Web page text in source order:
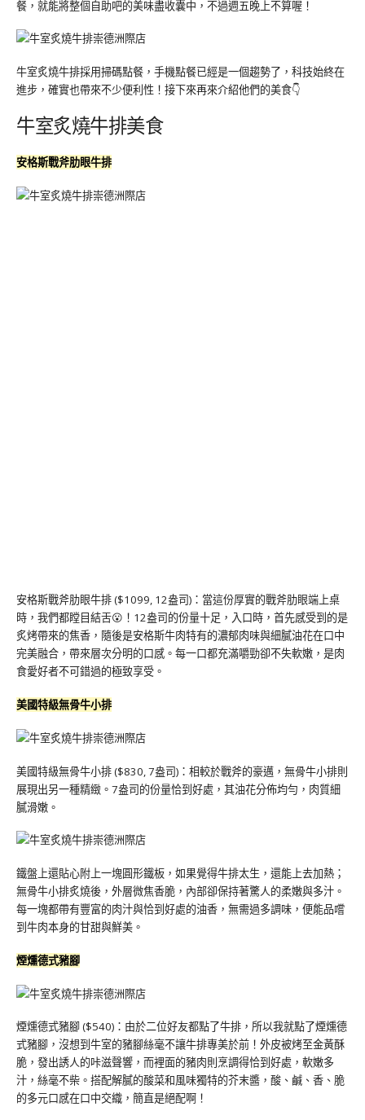
餐，就能將整個自助吧的美味盡收囊中，不過週五晚上不算喔！
牛室炙燒牛排採用掃碼點餐，手機點餐已經是一個趨勢了，科技始終在
進步，確實也帶來不少便利性！接下來再來介紹他們的美食👇
牛室炙燒牛排美食
安格斯戰斧肋眼牛排
安格斯戰斧肋眼牛排 ($1099, 12盎司)：當這份厚實的戰斧肋眼端上桌
時，我們都瞠目結舌😮！12盎司的份量十足，入口時，首先感受到的是
炙烤帶來的焦香，隨後是安格斯牛肉特有的濃郁肉味與細膩油花在口中
完美融合，帶來層次分明的口感。每一口都充滿嚼勁卻不失軟嫩，是肉
食愛好者不可錯過的極致享受。
美國特級無骨牛小排
美國特級無骨牛小排 ($830, 7盎司)：相較於戰斧的豪邁，無骨牛小排則
展現出另一種精緻。7盎司的份量恰到好處，其油花分佈均勻，肉質細
膩滑嫩。
鐵盤上還貼心附上一塊圓形鐵板，如果覺得牛排太生，還能上去加熱；
無骨牛小排炙燒後，外層微焦香脆，內部卻保持著驚人的柔嫩與多汁。
每一塊都帶有豐富的肉汁與恰到好處的油香，無需過多調味，便能品嚐
到牛肉本身的甘甜與鮮美。
煙燻德式豬腳
煙燻德式豬腳 ($540)：由於二位好友都點了牛排，所以我就點了煙燻德
式豬腳，沒想到牛室的豬腳絲毫不讓牛排專美於前！外皮被烤至金黃酥
脆，發出誘人的咔滋聲響，而裡面的豬肉則烹調得恰到好處，軟嫩多
汁，絲毫不柴。搭配解膩的酸菜和風味獨特的芥末醬，酸、鹹、香、脆
的多元口感在口中交織，簡直是絕配啊！